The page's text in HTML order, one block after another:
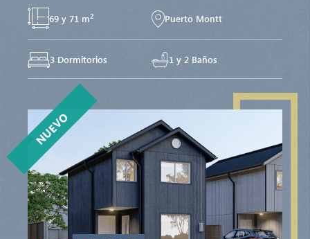
69 y 71 m2 Puerto Montt
3 Dormitorios 1 y 2 Baños
NUEVO